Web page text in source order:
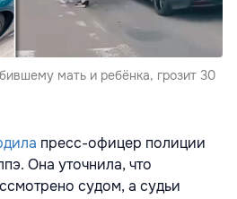
мать и ребёнка, грозит 30
пресс-офицер полиции
Она уточнила, что
судом, а судьи